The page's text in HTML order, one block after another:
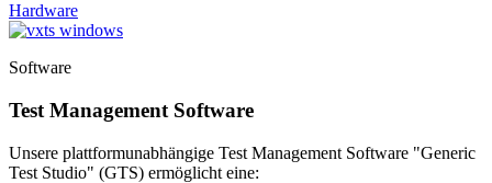
Hardware
Software
Test Management Software
Unsere plattformunabhängige Test Management Software "Generic
Test Studio" (GTS) ermöglicht eine: